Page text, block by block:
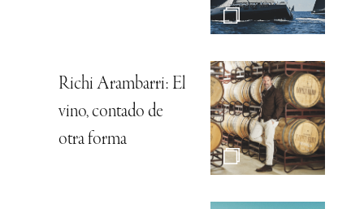
Richi Arambarri: El
vino, contado de
otra forma